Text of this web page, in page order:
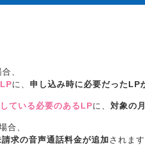
、
に、 申し込み時に必要だったLP
ている必要のあるLPに、 対象の
合、
求の音声通話料金が追加されま